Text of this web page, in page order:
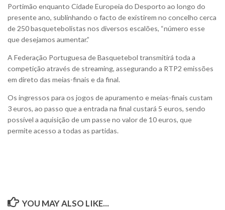
Portimão enquanto Cidade Europeia do Desporto ao longo do
presente ano, sublinhando o facto de existirem no concelho cerca
de 250 basquetebolistas nos diversos escalões, “número esse
que desejamos aumentar.”
A Federação Portuguesa de Basquetebol transmitirá toda a
competição através de streaming, assegurando a RTP2 emissões
em direto das meias-finais e da final.
Os ingressos para os jogos de apuramento e meias-finais custam
3 euros, ao passo que a entrada na final custará 5 euros, sendo
possível a aquisição de um passe no valor de 10 euros, que
permite acesso a todas as partidas.
YOU MAY ALSO LIKE...